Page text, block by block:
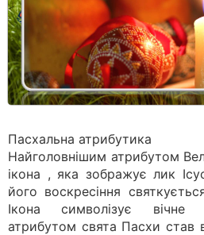
Пасхальна атрибутика
Найголовнішим атрибутом
ікона , яка зображує лик
його воскресіння
Ікона символізує вічне
атрибутом свята Пасхи став